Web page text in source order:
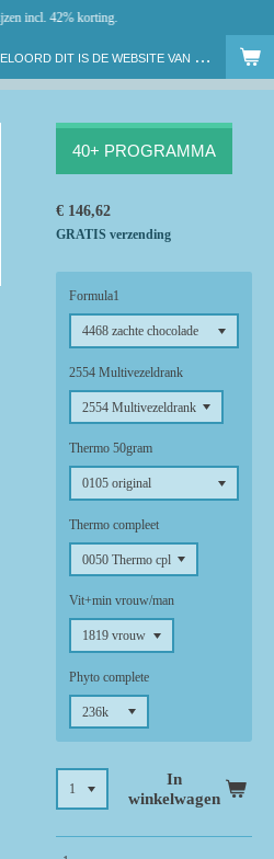
ONAFHANKELIJK HERBALIFE NUTRITION MEMBER LENNY VAN DAM
incl. 42% korting.
40+ PROGRAMMA
€ 146,62
GRATIS verzending
Formula1
2554 Multivezeldrank
Thermo 50gram
Thermo compleet
Vit+min vrouw/man
Phyto complete
In
winkelwagen